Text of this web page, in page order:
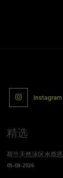
Instagram
精选
荷兰天然泳区水质
05-08-2026